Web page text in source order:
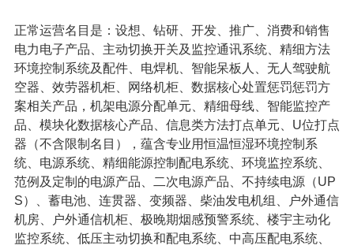
正常运营名目是：设想、钻研、开发、推广、消费和销售
电力电子产品、主动切换开关及监控通讯系统、精细方法
环境控制系统及配件、电焊机、智能呆板人、无人驾驶航
空器、效劳器机柜、网络机柜、数据核心处置惩罚惩罚方
案相关产品，机架电源分配单元、精细母线、智能监控产
品、模块化数据核心产品、信息类方法打点单元、U位打点
器（不含限制名目），蕴含专业用恒温恒湿环境控制系
统、电源系统、精细能源控制配电系统、环境监控系统、
范例及定制的电源产品、二次电源产品、不持续电源（UP
S）、蓄电池、连贯器、变频器、柴油发电机组、户外通信
机房、户外通信机柜、极晚期烟感预警系统、楼宇主动化
监控系统、低压主动切换和配电系统、中高压配电系统、